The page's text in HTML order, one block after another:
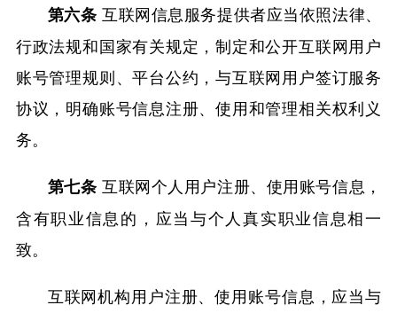
第六条 互联网信息服务提供者应当依照法律、
行政法规和国家有关规定，制定和公开互联网用户
账号管理规则、平台公约，与互联网用户签订服务
协议，明确账号信息注册、使用和管理相关权利义
务。
第七条 互联网个人用户注册、使用账号信息，
含有职业信息的，应当与个人真实职业信息相一
致。
互联网机构用户注册、使用账号信息，应当与